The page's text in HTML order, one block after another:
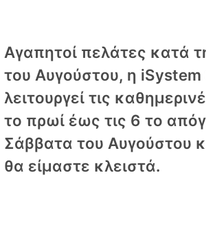
Αγαπητοί πελάτες κατά
του Αυγούστου, η iSystem
λειτουργεί τις
το πρωί έως τις 6 το
Σάββατα του Αυγούστου
θα είμαστε κλειστά.